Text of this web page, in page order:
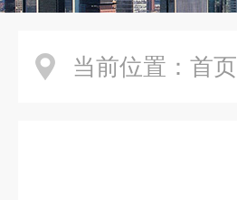
当前位置： 首页